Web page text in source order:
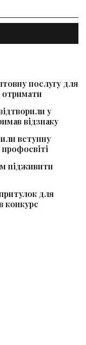
послугу для
отримати
у
відзнаку
вступну
підживити
для
конкурс